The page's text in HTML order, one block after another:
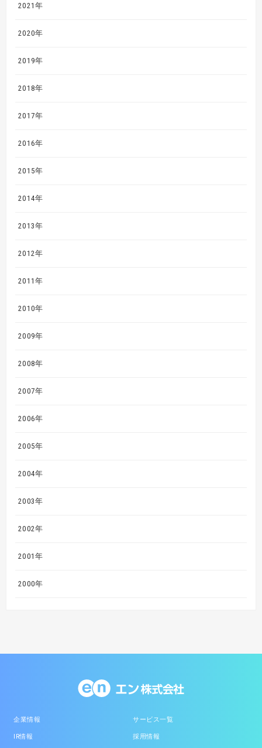
2021年
2020年
2019年
2018年
2017年
2016年
2015年
2014年
2013年
2012年
2011年
2010年
2009年
2008年
2007年
2006年
2005年
2004年
2003年
2002年
2001年
2000年
企業情報 サービス一覧
IR情報 採用情報